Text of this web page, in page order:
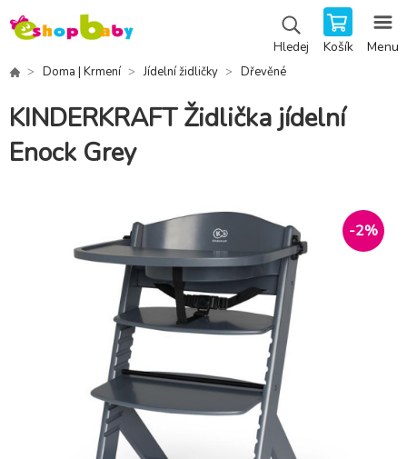
Hledej Košík Menu
Doma | Krmení Jídelní židličky Dřevěné
KINDERKRAFT Židlička jídelní
Enock Grey
-2%